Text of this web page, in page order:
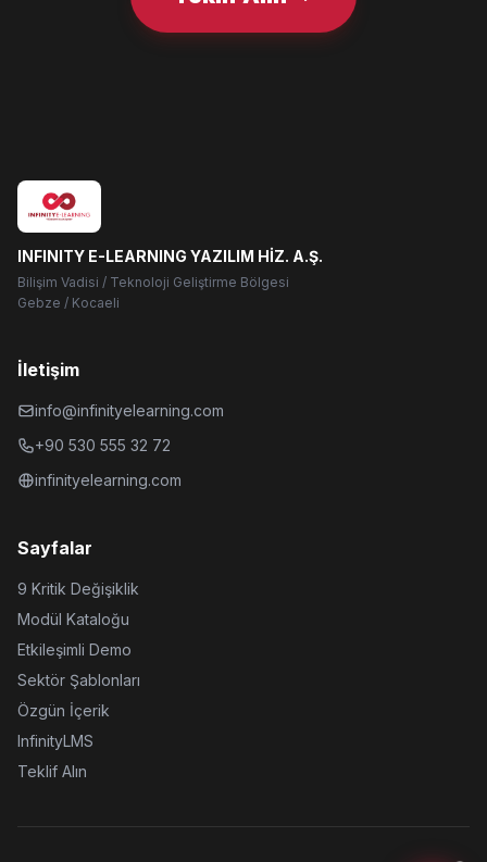
INFINITY E-LEARNING YAZILIM HİZ. A.Ş.
Bilişim Vadisi / Teknoloji Geliştirme Bölgesi
Gebze / Kocaeli
İletişim
info@infinityelearning.com
+90 530 555 32 72
infinityelearning.com
Sayfalar
9 Kritik Değişiklik
Modül Kataloğu
Etkileşimli Demo
Sektör Şablonları
Özgün İçerik
InfinityLMS
Teklif Alın